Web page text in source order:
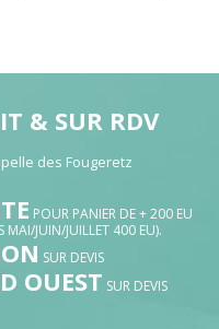
& SUR RDV
des Fougeretz
POUR PANIER DE + 200 EU
MAI/JUIN/JUILLET 400 EU).
SUR DEVIS
OUEST SUR DEVIS